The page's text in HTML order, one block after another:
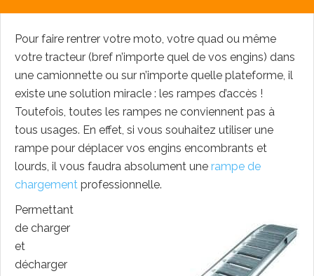
Pour faire rentrer votre moto, votre quad ou même
votre tracteur (bref n’importe quel de vos engins) dans
une camionnette ou sur n’importe quelle plateforme, il
existe une solution miracle : les rampes d’accès !
Toutefois, toutes les rampes ne conviennent pas à
tous usages. En effet, si vous souhaitez utiliser une
rampe pour déplacer vos engins encombrants et
lourds, il vous faudra absolument une rampe de
chargement professionnelle.
Permettant
de charger
et
décharger